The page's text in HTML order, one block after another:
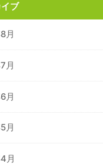
ブ
月
月
月
月
月